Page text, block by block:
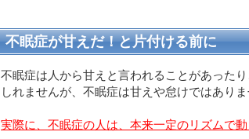
不眠症が甘えだ！と片付ける前に
不眠症は人から甘えと言われることがあった
しれませんが、不眠症は甘えや怠けではありま
実際に、不眠症の人は、本来一定のリズムで